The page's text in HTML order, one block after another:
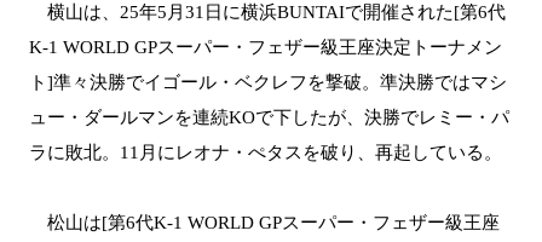
横山は、25年5月31日に横浜BUNTAIで開催された[第6代
K-1 WORLD GPスーパー・フェザー級王座決定トーナメン
ト]準々決勝でイゴール・ベクレフを撃破。準決勝ではマシ
ュー・ダールマンを連続KOで下したが、決勝でレミー・パ
ラに敗北。11月にレオナ・ぺタスを破り、再起している。
松山は[第6代K-1 WORLD GPスーパー・フェザー級王座